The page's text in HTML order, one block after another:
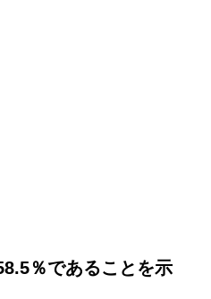
％であることを示